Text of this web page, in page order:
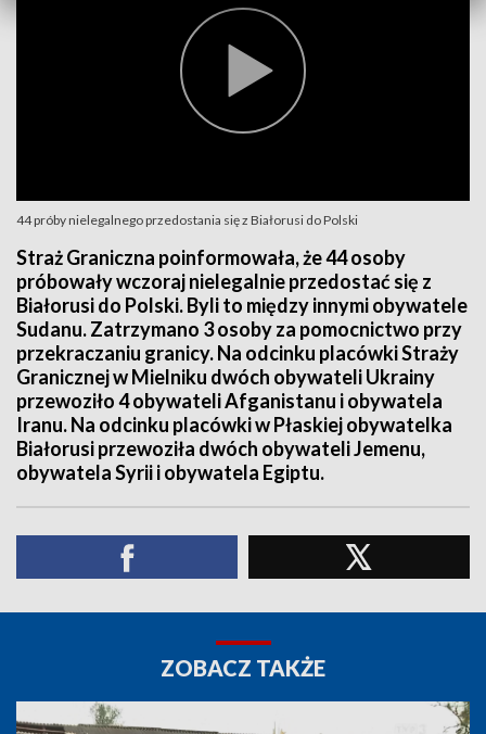
44 próby nielegalnego przedostania się z Białorusi do Polski
Straż Graniczna poinformowała, że 44 osoby
próbowały wczoraj nielegalnie przedostać się z
Białorusi do Polski. Byli to między innymi obywatele
Sudanu. Zatrzymano 3 osoby za pomocnictwo przy
przekraczaniu granicy. Na odcinku placówki Straży
Granicznej w Mielniku dwóch obywateli Ukrainy
przewoziło 4 obywateli Afganistanu i obywatela
Iranu. Na odcinku placówki w Płaskiej obywatelka
Białorusi przewoziła dwóch obywateli Jemenu,
obywatela Syrii i obywatela Egiptu.
ZOBACZ TAKŻE